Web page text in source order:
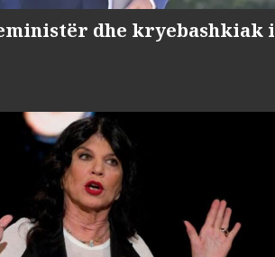
dhe kryebashkiak i